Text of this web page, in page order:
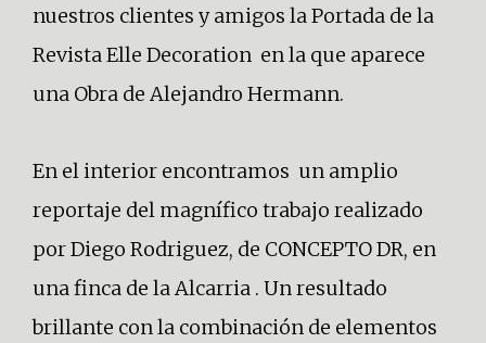
nuestros clientes y amigos la Portada de la
Revista Elle Decoration en la que aparece
una Obra de Alejandro Hermann.
En el interior encontramos un amplio
reportaje del magnífico trabajo realizado
por Diego Rodriguez, de CONCEPTO DR, en
una finca de la Alcarria . Un resultado
brillante con la combinación de elementos